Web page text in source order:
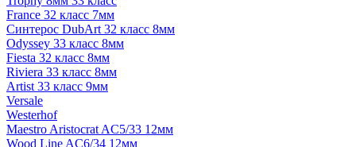
France 32 класс 7мм
Синтерос DubArt 32 класс 8мм
Odyssey 33 класс 8мм
Fiesta 32 класс 8мм
Riviera 33 класс 8мм
Artist 33 класс 9мм
Versale
Westerhof
Maestro Aristocrat AC5/33 12мм
Wood Line AC6/34 12мм